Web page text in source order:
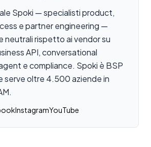
Spoki — specialisti product,
e partner engineering —
neutrali rispetto ai vendor su
API, conversational
e compliance. Spoki è BSP
serve oltre 4.500 aziende in
InstagramYouTube